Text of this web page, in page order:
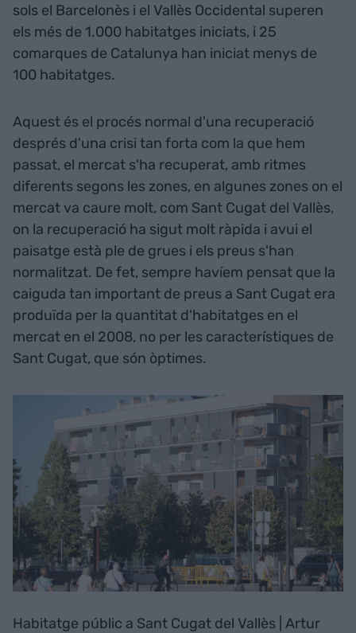
sols el Barcelonès i el Vallès Occidental superen
els més de 1.000 habitatges iniciats, i 25
comarques de Catalunya han iniciat menys de
100 habitatges.
Aquest és el procés normal d'una recuperació
després d'una crisi tan forta com la que hem
passat, el mercat s'ha recuperat, amb ritmes
diferents segons les zones, en algunes zones on el
mercat va caure molt, com Sant Cugat del Vallès,
on la recuperació ha sigut molt ràpida i avui el
paisatge està ple de grues i els preus s'han
normalitzat. De fet, sempre havíem pensat que la
caiguda tan important de preus a Sant Cugat era
produïda per la quantitat d'habitatges en el
mercat en el 2008, no per les característiques de
Sant Cugat, que són òptimes.
Habitatge públic a Sant Cugat del Vallès | Artur